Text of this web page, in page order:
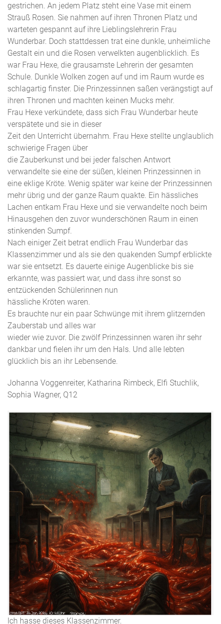
gestrichen. An jedem Platz steht eine Vase mit einem
Strauß Rosen. Sie nahmen auf ihren Thronen Platz und
warteten gespannt auf ihre Lieblingslehrerin Frau
Wunderbar. Doch stattdessen trat eine dunkle, unheimliche
Gestalt ein und die Rosen verwelkten augenblicklich. Es
war Frau Hexe, die grausamste Lehrerin der gesamten
Schule. Dunkle Wolken zogen auf und im Raum wurde es
schlagartig finster. Die Prinzessinnen saßen verängstigt auf
ihren Thronen und machten keinen Mucks mehr.
Frau Hexe verkündete, dass sich Frau Wunderbar heute
verspätete und sie in dieser
Zeit den Unterricht übernahm. Frau Hexe stellte unglaublich
schwierige Fragen über
die Zauberkunst und bei jeder falschen Antwort
verwandelte sie eine der süßen, kleinen Prinzessinnen in
eine eklige Kröte. Wenig später war keine der Prinzessinnen
mehr übrig und der ganze Raum quakte. Ein hässliches
Lachen entkam Frau Hexe und sie verwandelte noch beim
Hinausgehen den zuvor wunderschönen Raum in einen
stinkenden Sumpf.
Nach einiger Zeit betrat endlich Frau Wunderbar das
Klassenzimmer und als sie den quakenden Sumpf erblickte
war sie entsetzt. Es dauerte einige Augenblicke bis sie
erkannte, was passiert war, und dass ihre sonst so
entzückenden Schülerinnen nun
hässliche Kröten waren.
Es brauchte nur ein paar Schwünge mit ihrem glitzernden
Zauberstab und alles war
wieder wie zuvor. Die zwölf Prinzessinnen waren ihr sehr
dankbar und fielen ihr um den Hals. Und alle lebten
glücklich bis an ihr Lebensende.
Johanna Voggenreiter, Katharina Rimbeck, Elfi Stuchlik,
Sophia Wagner, Q12
Ich hasse dieses Klassenzimmer.